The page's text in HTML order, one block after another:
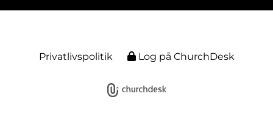
Privatlivspolitik Log på ChurchDesk